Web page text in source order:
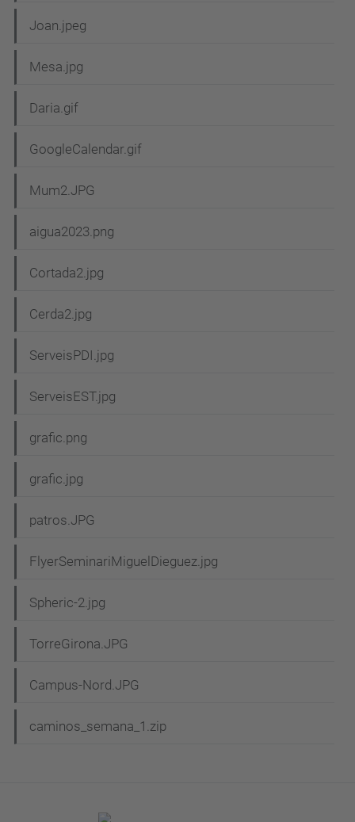
Joan.jpeg
Mesa.jpg
Daria.gif
GoogleCalendar.gif
Mum2.JPG
aigua2023.png
Cortada2.jpg
Cerda2.jpg
ServeisPDI.jpg
ServeisEST.jpg
grafic.png
grafic.jpg
patros.JPG
FlyerSeminariMiguelDieguez.jpg
Spheric-2.jpg
TorreGirona.JPG
Campus-Nord.JPG
caminos_semana_1.zip